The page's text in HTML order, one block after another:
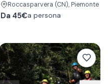
Roccasparvera (CN), Piemonte
Da 45€a persona